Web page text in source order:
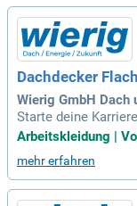
r 4-Tage-Woche
te. Genießen
erne
Dachdecker
Wierig GmbH Dach
Starte deine
in einem
ssen und einem
enden Marken wie
em Werkzeug
Arbeitskleidung |
mehr erfahren